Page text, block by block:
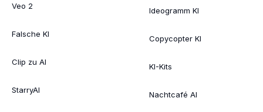
Veo 2
Falsche KI
Clip zu AI
StarryAI
Ideogramm KI
Copycopter KI
KI-Kits
Nachtcafé AI